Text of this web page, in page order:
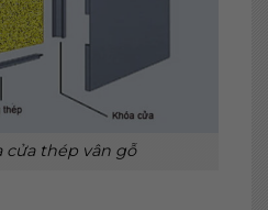
cửa thép vân gỗ